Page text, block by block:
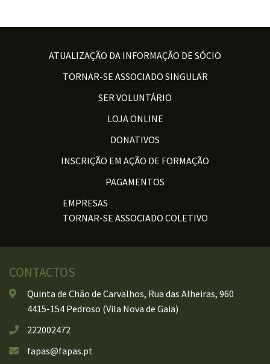
ATUALIZAÇÃO DA INFORMAÇÃO DE SÓCIO
TORNAR-SE ASSOCIADO SINGULAR
SER VOLUNTÁRIO
LOJA ONLINE
DONATIVOS
INSCRIÇÃO EM AÇÃO DE FORMAÇÃO
PAGAMENTOS
EMPRESAS
TORNAR-SE ASSOCIADO COLETIVO
CONTACTOS
Quinta de Chão de Carvalhos, Rua das Alheiras, 960
4415-154 Pedroso (Vila Nova de Gaia)
222002472
fapas@fapas.pt